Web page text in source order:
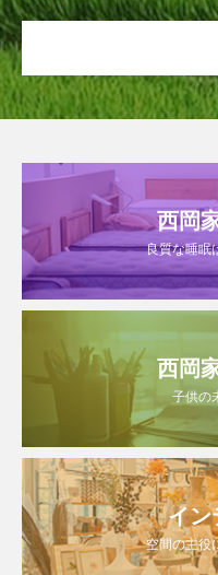
西岡
良質な睡眠
西岡
子供の
イン
空間の主役